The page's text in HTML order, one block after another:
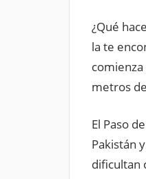
¿Qué
la te
metros
El Paso
Pakistán
dificultan